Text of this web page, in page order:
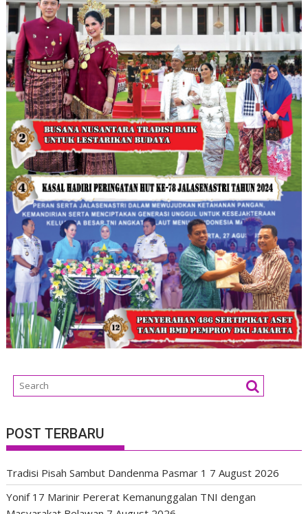
POST TERBARU
Tradisi Pisah Sambut Dandenma Pasmar 1 7 August 2026
Yonif 17 Marinir Pererat Kemanunggalan TNI dengan